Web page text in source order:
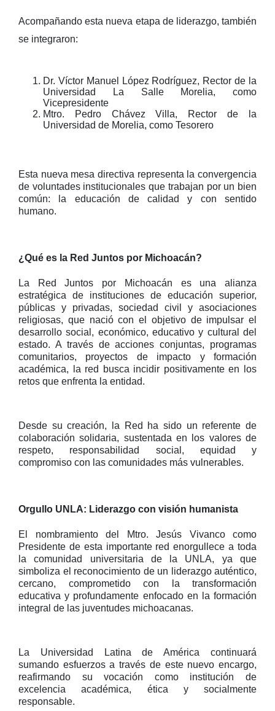
Acompañando esta nueva etapa de liderazgo, también
se integraron:
Dr. Víctor Manuel López Rodríguez, Rector de la
Universidad La Salle Morelia, como
Vicepresidente
Mtro. Pedro Chávez Villa, Rector de la
Universidad de Morelia, como Tesorero
Esta nueva mesa directiva representa la convergencia
de voluntades institucionales que trabajan por un bien
común: la educación de calidad y con sentido
humano.
¿Qué es la Red Juntos por Michoacán?
La Red Juntos por Michoacán es una alianza
estratégica de instituciones de educación superior,
públicas y privadas, sociedad civil y asociaciones
religiosas, que nació con el objetivo de impulsar el
desarrollo social, económico, educativo y cultural del
estado. A través de acciones conjuntas, programas
comunitarios, proyectos de impacto y formación
académica, la red busca incidir positivamente en los
retos que enfrenta la entidad.
Desde su creación, la Red ha sido un referente de
colaboración solidaria, sustentada en los valores de
respeto, responsabilidad social, equidad y
compromiso con las comunidades más vulnerables.
Orgullo UNLA: Liderazgo con visión humanista
El nombramiento del Mtro. Jesús Vivanco como
Presidente de esta importante red enorgullece a toda
la comunidad universitaria de la UNLA, ya que
simboliza el reconocimiento de un liderazgo auténtico,
cercano, comprometido con la transformación
educativa y profundamente enfocado en la formación
integral de las juventudes michoacanas.
La Universidad Latina de América continuará
sumando esfuerzos a través de este nuevo encargo,
reafirmando su vocación como institución de
excelencia académica, ética y socialmente
responsable.